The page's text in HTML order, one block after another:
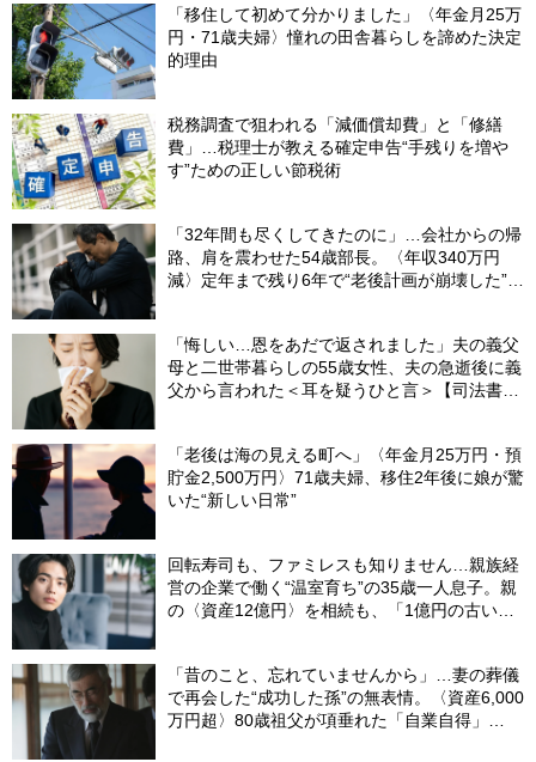
「移住して初めて分かりました」〈年金月25万
円・71歳夫婦〉憧れの田舎暮らしを諦めた決定
的理由
税務調査で狙われる「減価償却費」と「修繕
費」…税理士が教える確定申告“手残りを増や
す”ための正しい節税術
「32年間も尽くしてきたのに」…会社からの帰
路、肩を震わせた54歳部長。〈年収340万円
減〉定年まで残り6年で“老後計画が崩壊した”ワ
「悔しい…恩をあだで返されました」夫の義父
母と二世帯暮らしの55歳女性、夫の急逝後に義
父から言われた＜耳を疑うひと言＞【司法書士
「老後は海の見える町へ」〈年金月25万円・預
貯金2,500万円〉71歳夫婦、移住2年後に娘が驚
いた“新しい日常”
回転寿司も、ファミレスも知りません…親族経
営の企業で働く“温室育ち”の35歳一人息子。親
の〈資産12億円〉を相続も、「1億円の古いビ
「昔のこと、忘れていませんから」…妻の葬儀
で再会した“成功した孫”の無表情。〈資産6,000
万円超〉80歳祖父が項垂れた「自業自得」